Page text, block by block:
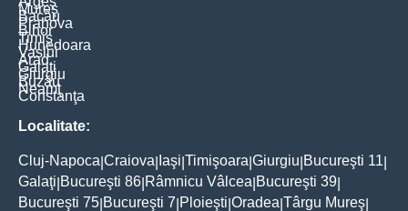
Mureş
Bacău
Prahova
Bihor
Timiş
Hunedoara
Vaslui
Arad
Galaţi
Giurgiu
Buzău
Neamţ
Constanţa
Localitate:
Cluj-Napoca Craiova Iaşi Timişoara Giurgiu Bucureşti 11
Galaţi Bucureşti 86 Râmnicu Vâlcea Bucureşti 39
Bucureşti 75 Bucureşti 7 Ploieşti Oradea Târgu Mureş